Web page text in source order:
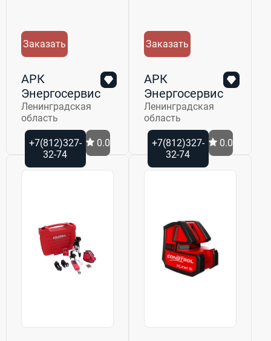
Заказать
АРК
Энергосервис
Ленинградская
область
+7(812)327-
32-74
0.0
Заказать
АРК
Энергосервис
Ленинградская
область
+7(812)327-
32-74
0.0